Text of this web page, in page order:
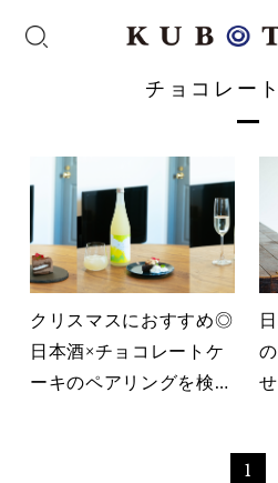
チョコレー
クリスマスにおすすめ◎
日本酒×チョコレートケ
ーキのペアリングを検証
1